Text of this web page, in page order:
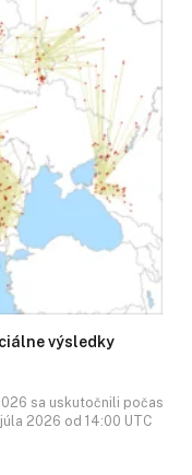
výsledky
sa uskutočnili počas
2026 od 14:00 UTC